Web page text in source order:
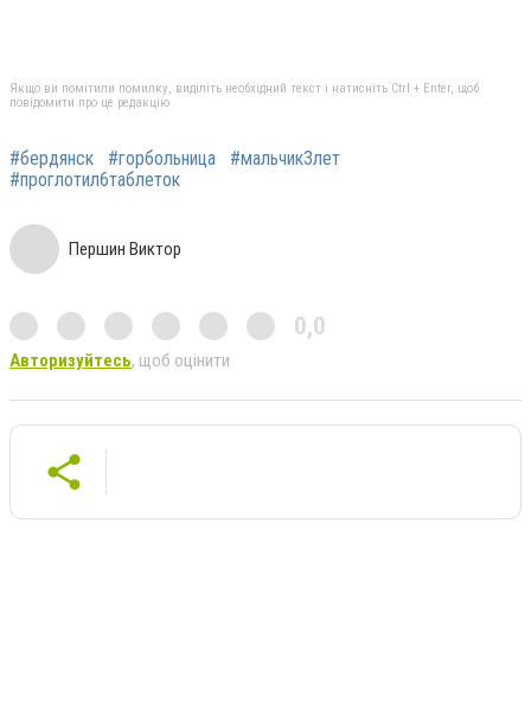
Якщо ви помітили помилку, виділіть необхідний текст і натисніть Ctrl + Enter, щоб
повідомити про це редакцію
#бердянск #горбольница
#мальчик3лет
#проглотил6таблеток
Першин Виктор
0,0
Авторизуйтесь, щоб оцінити